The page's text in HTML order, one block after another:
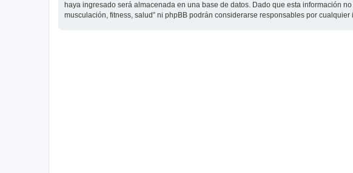
haya ingresado será almacenada en una base de datos. Dado que esta información
musculación, fitness, salud” ni phpBB podrán considerarse responsables por